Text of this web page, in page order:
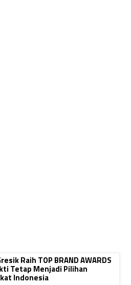
Raih TOP BRAND AWARDS
Tetap Menjadi Pilihan
Indonesia